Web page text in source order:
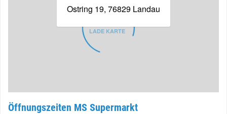
LADE KARTE
Ostring 19, 76829 Landau
Öffnungszeiten MS Supermarkt